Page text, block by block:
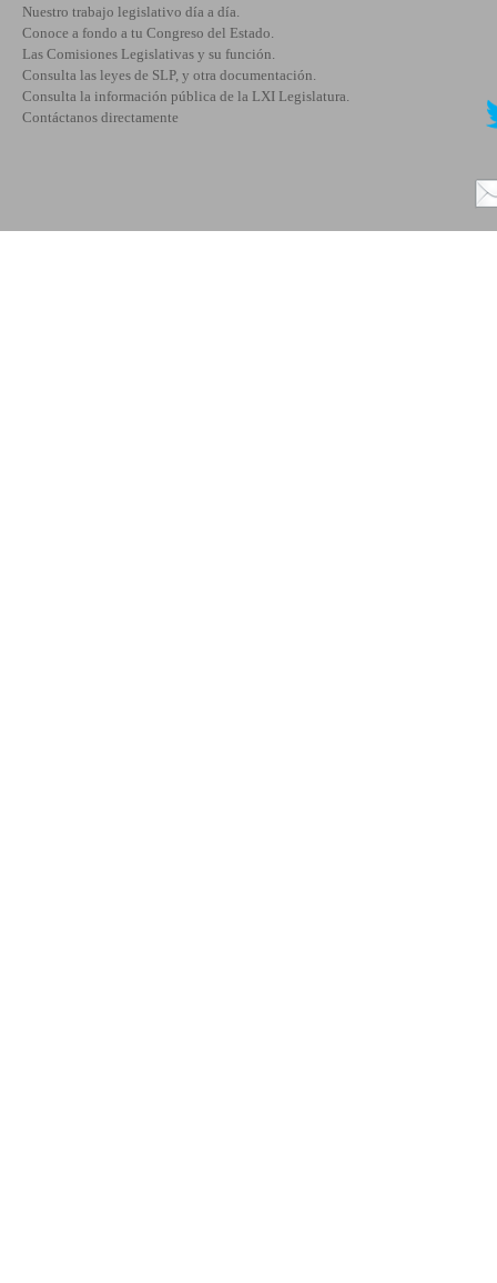
Nuestro trabajo legislativo día a día.
Conoce a fondo a tu Congreso del Estado.
Las Comisiones Legislativas y su función.
Consulta las leyes de SLP, y otra documentación.
Consulta la información pública de la LXI Legislatura.
Contáctanos directamente